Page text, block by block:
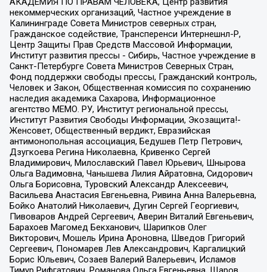
некоммерческих организаций, Частное учреждение в
Калининграде Совета Министров северных стран,
Гражданское содействие, Трансперенси Интернешнл-Р,
Центр Защиты Прав Средств Массовой Информации,
Институт развития прессы - Сибирь, Частное учреждение в
Санкт-Петербурге Совета Министров Северных Стран,
Фонд поддержки свободы прессы, Гражданский контроль,
Человек и Закон, Общественная комиссия по сохранению
наследия академика Сахарова, Информационное
агентство МЕМО. РУ, Институт региональной прессы,
Институт Развития Свободы Информации, Экозащита!-
Женсовет, Общественный вердикт, Евразийская
антимонопольная ассоциация, Бедушев Петр Петрович,
Дзугкоева Регина Николаевна, Кривенко Сергей
Владимирович, Милославский Павел Юрьевич, Шнырова
Ольга Вадимовна, Чанышева Лилия Айратовна, Сидорович
Ольга Борисовна, Туровский Александр Алексеевич,
Васильева Анастасия Евгеньевна, Ривина Анна Валерьевна,
Бойко Анатолий Николаевич, Дугин Сергей Георгиевич,
Пивоваров Андрей Сергеевич, Аверин Виталий Евгеньевич,
Барахоев Магомед Бекханович, Шарипков Олег
Викторович, Мошель Ирина Ароновна, Шведов Григорий
Сергеевич, Пономарев Лев Александрович, Каргалицкий
Борис Юльевич, Созаев Валерий Валерьевич, Исламов